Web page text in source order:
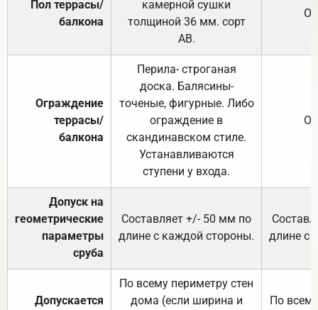
Пол террасы/
балкона
камерной сушки
толщиной 36 мм. сорт
АВ.
Ограждение
террасы/
балкона
Перила- строганая
доска. Балясины-
точеные, фигурные. Либо
ограждение в
скандинавском стиле.
Устанавливаются
ступени у входа.
Допуск на
геометрические
параметры
сруба
Составляет +/- 50 мм по
длине с каждой стороны.
длине с
Допускается
По всему периметру стен
дома (если ширина и
По